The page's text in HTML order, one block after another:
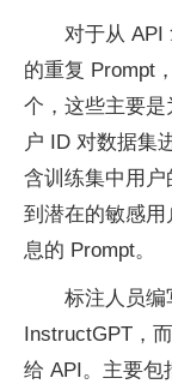
对于从 API
的重复 Prompt
个，这些主要是
户 ID 对数据集
含训练集中用
到潜在的敏感
息的 Prompt。
标注人员编
InstructGPT，
给 API。主要包